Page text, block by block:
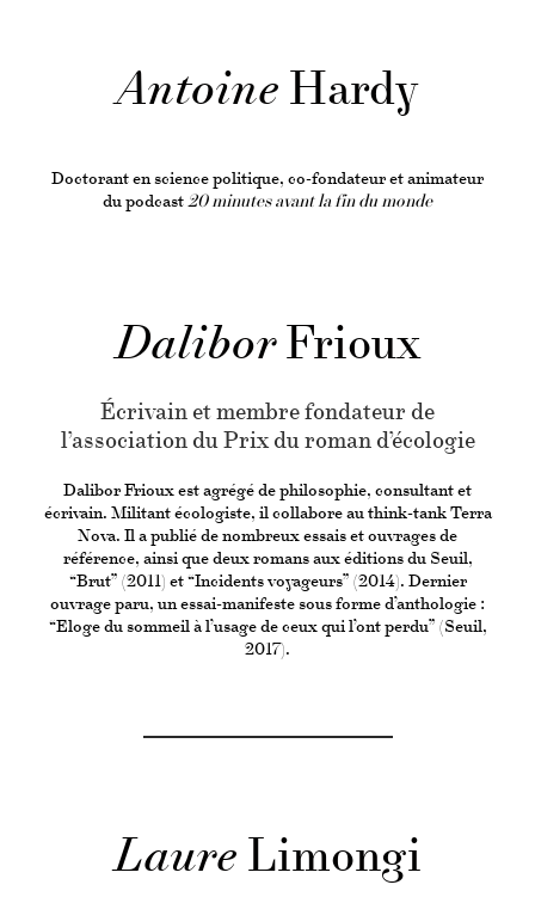
AntoineHardy
Doctorant en science politique, co-fondateur et animateur
du podcast20 minutes avant la fin du monde
DaliborFrioux
Écrivain et membre fondateur de
l’association du Prix du roman d’écologie
Dalibor Frioux est agrégé de philosophie, consultant et
écrivain. Militant écologiste, il collabore au think-tank Terra
Nova. Il a publié de nombreux essais et ouvrages de
référence, ainsi que deux romans aux éditions du Seuil,
“Brut” (2011) et “Incidents voyageurs” (2014). Dernier
ouvrage paru, un essai-manifeste sous forme d’anthologie :
“Eloge du sommeil à l’usage de ceux qui l’ont perdu” (Seuil,
2017).
LaureLimongi